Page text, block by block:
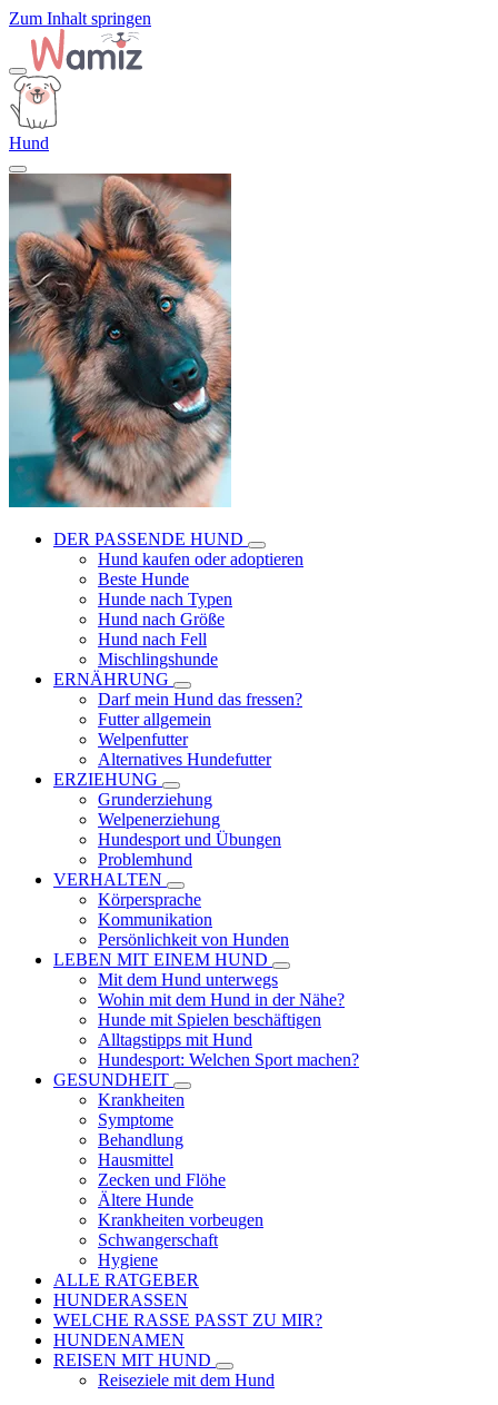
Zum Inhalt springen
Hund
DER PASSENDE HUND
Hund kaufen oder adoptieren
Beste Hunde
Hunde nach Typen
Hund nach Größe
Hund nach Fell
Mischlingshunde
ERNÄHRUNG
Darf mein Hund das fressen?
Futter allgemein
Welpenfutter
Alternatives Hundefutter
ERZIEHUNG
Grunderziehung
Welpenerziehung
Hundesport und Übungen
Problemhund
VERHALTEN
Körpersprache
Kommunikation
Persönlichkeit von Hunden
LEBEN MIT EINEM HUND
Mit dem Hund unterwegs
Wohin mit dem Hund in der Nähe?
Hunde mit Spielen beschäftigen
Alltagstipps mit Hund
Hundesport: Welchen Sport machen?
GESUNDHEIT
Krankheiten
Symptome
Behandlung
Hausmittel
Zecken und Flöhe
Ältere Hunde
Krankheiten vorbeugen
Schwangerschaft
Hygiene
ALLE RATGEBER
HUNDERASSEN
WELCHE RASSE PASST ZU MIR?
HUNDENAMEN
REISEN MIT HUND
Reiseziele mit dem Hund